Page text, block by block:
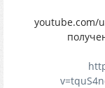
youtube.com/